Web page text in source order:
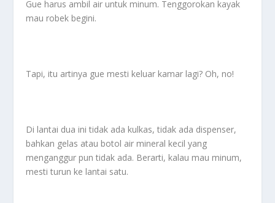
Gue harus ambil air untuk minum. Tenggorokan kayak
mau robek begini.
Tapi, itu artinya gue mesti keluar kamar lagi? Oh, no!
Di lantai dua ini tidak ada kulkas, tidak ada dispenser,
bahkan gelas atau botol air mineral kecil yang
menganggur pun tidak ada. Berarti, kalau mau minum,
mesti turun ke lantai satu.